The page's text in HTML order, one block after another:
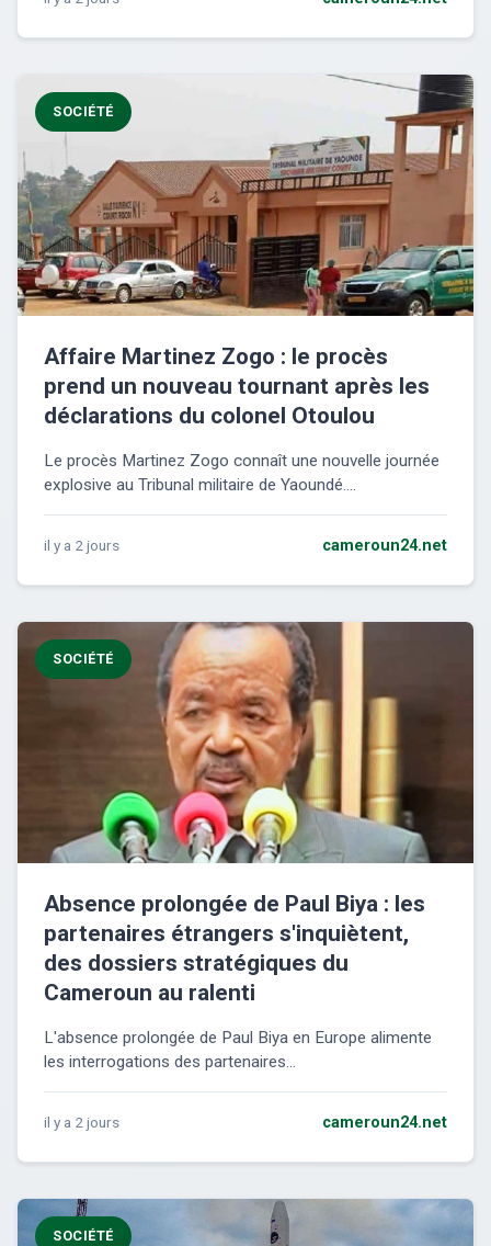
SOCIÉTÉ
Affaire Martinez Zogo : le procès
prend un nouveau tournant après les
déclarations du colonel Otoulou
Le procès Martinez Zogo connaît une nouvelle journée
explosive au Tribunal militaire de Yaoundé....
il y a 2 jours cameroun24.net
SOCIÉTÉ
Absence prolongée de Paul Biya : les
partenaires étrangers s'inquiètent,
des dossiers stratégiques du
Cameroun au ralenti
L'absence prolongée de Paul Biya en Europe alimente
les interrogations des partenaires...
il y a 2 jours cameroun24.net
SOCIÉTÉ